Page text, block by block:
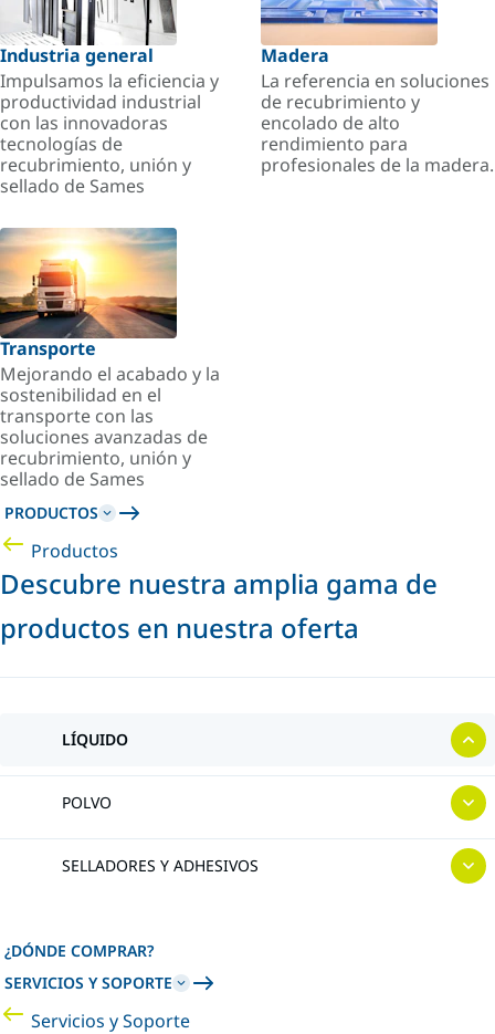
Industria general
Impulsamos la eficiencia y
productividad industrial
con las innovadoras
tecnologías de
recubrimiento, unión y
sellado de Sames
Madera
La referencia en soluciones
de recubrimiento y
encolado de alto
rendimiento para
profesionales de la madera.
Transporte
Mejorando el acabado y la
sostenibilidad en el
transporte con las
soluciones avanzadas de
recubrimiento, unión y
sellado de Sames
PRODUCTOS
Productos
Descubre nuestra amplia gama de
productos en nuestra oferta
LÍQUIDO
POLVO
SELLADORES Y ADHESIVOS
¿DÓNDE COMPRAR?
SERVICIOS Y SOPORTE
Servicios y Soporte